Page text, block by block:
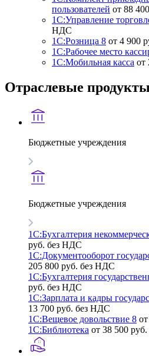
пользователей от 88
1С:Управление
НДС
1С:Розница 8 от 4 900
1С:Рабочее место
1С:Мобильная касса от
Отраслевые продукты
Бюджетные учреждения
Бюджетные учреждения
1С:Бухгалтерия
руб. без НДС
1С:Документооборот
205 800 руб. без НДС
1С:Бухгалтерия
руб. без НДС
1С:Зарплата и кадры
13 700 руб. без НДС
1С:Вещевое довольствие 8
1С:Библиотека от 38 500